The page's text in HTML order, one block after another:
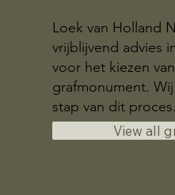
Loek van Holland
vrijblijvend advies
voor het kiezen
grafmonument.
stap van dit proces.
View all